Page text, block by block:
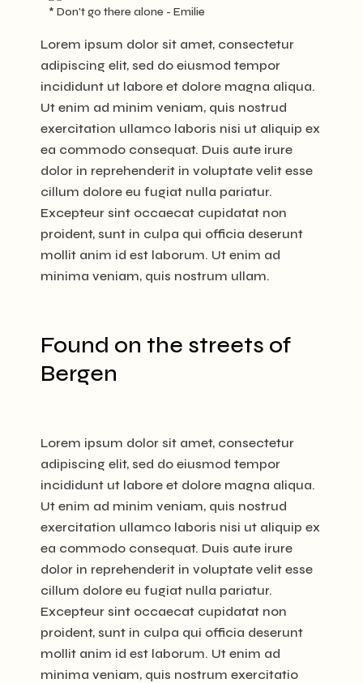
* Don't go there alone - Emilie
Lorem ipsum dolor sit amet, consectetur
adipiscing elit, sed do eiusmod tempor
incididunt ut labore et dolore magna aliqua.
Ut enim ad minim veniam, quis nostrud
exercitation ullamco laboris nisi ut aliquip ex
ea commodo consequat. Duis aute irure
dolor in reprehenderit in voluptate velit esse
cillum dolore eu fugiat nulla pariatur.
Excepteur sint occaecat cupidatat non
proident, sunt in culpa qui officia deserunt
mollit anim id est laborum. Ut enim ad
minima veniam, quis nostrum ullam.
Found on the streets of
Bergen
Lorem ipsum dolor sit amet, consectetur
adipiscing elit, sed do eiusmod tempor
incididunt ut labore et dolore magna aliqua.
Ut enim ad minim veniam, quis nostrud
exercitation ullamco laboris nisi ut aliquip ex
ea commodo consequat. Duis aute irure
dolor in reprehenderit in voluptate velit esse
cillum dolore eu fugiat nulla pariatur.
Excepteur sint occaecat cupidatat non
proident, sunt in culpa qui officia deserunt
mollit anim id est laborum. Ut enim ad
minima veniam, quis nostrum exercitatio